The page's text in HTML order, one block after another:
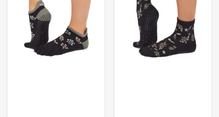
variaties.
Deze
gekozen
worden
variaties.
Deze
gekozen
worden